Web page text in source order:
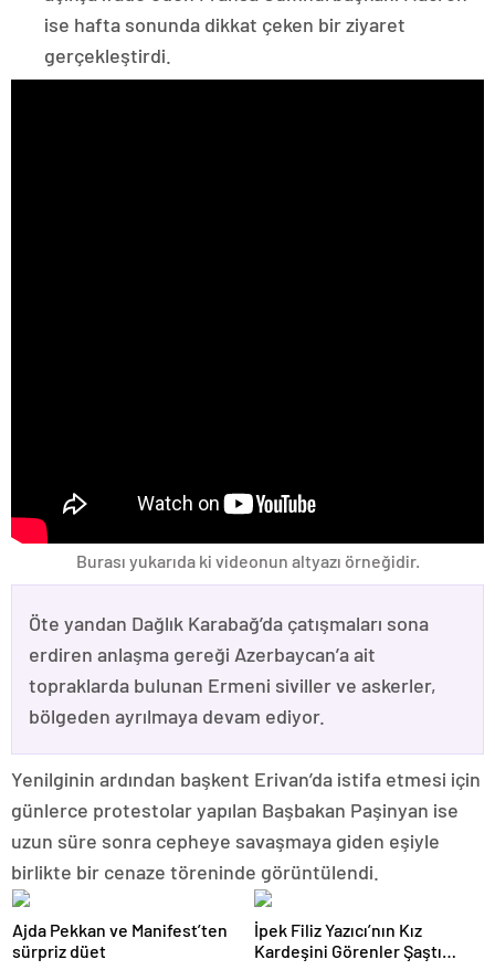
ise hafta sonunda dikkat çeken bir ziyaret
gerçekleştirdi.
Burası yukarıda ki videonun altyazı örneğidir.
Öte yandan Dağlık Karabağ’da çatışmaları sona
erdiren anlaşma gereği Azerbaycan’a ait
topraklarda bulunan Ermeni siviller ve askerler,
bölgeden ayrılmaya devam ediyor.
Yenilginin ardından başkent Erivan’da istifa etmesi için
günlerce protestolar yapılan Başbakan Paşinyan ise
uzun süre sonra cepheye savaşmaya giden eşiyle
birlikte bir cenaze töreninde görüntülendi.
Ajda Pekkan ve Manifest’ten
sürpriz düet
İpek Filiz Yazıcı’nın Kız
Kardeşini Görenler Şaştı